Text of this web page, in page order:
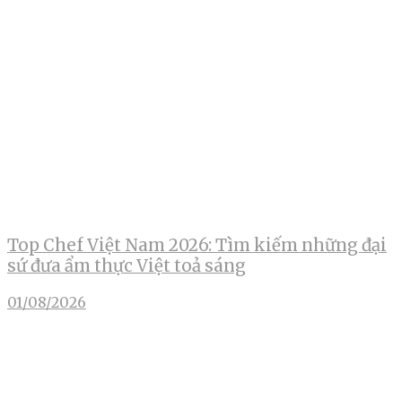
Top Chef Việt Nam 2026: Tìm kiếm những đại
sứ đưa ẩm thực Việt toả sáng
01/08/2026